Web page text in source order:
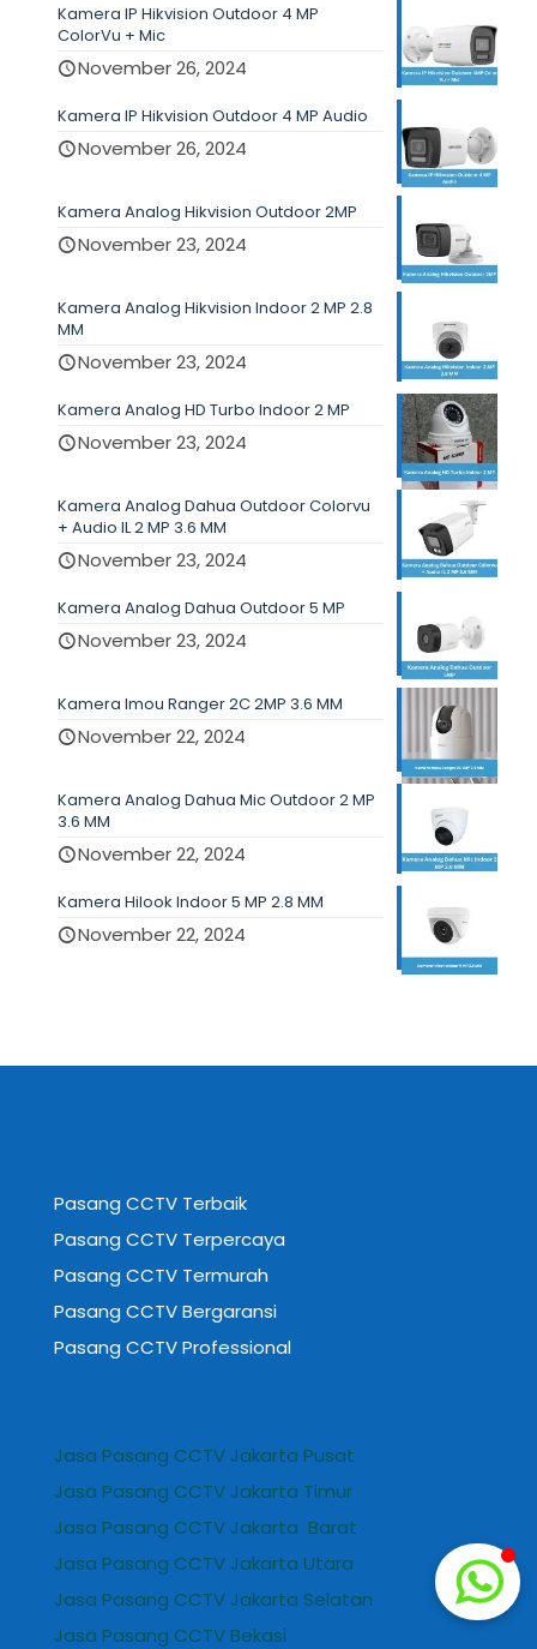
Kamera IP Hikvision Outdoor 4 MP
ColorVu + Mic
November 26, 2024
Kamera IP Hikvision Outdoor 4 MP Audio
November 26, 2024
Kamera Analog Hikvision Outdoor 2MP
November 23, 2024
Kamera Analog Hikvision Indoor 2 MP 2.8
MM
November 23, 2024
Kamera Analog HD Turbo Indoor 2 MP
November 23, 2024
Kamera Analog Dahua Outdoor Colorvu
+ Audio IL 2 MP 3.6 MM
November 23, 2024
Kamera Analog Dahua Outdoor 5 MP
November 23, 2024
Kamera Imou Ranger 2C 2MP 3.6 MM
November 22, 2024
Kamera Analog Dahua Mic Outdoor 2 MP
3.6 MM
November 22, 2024
Kamera Hilook Indoor 5 MP 2.8 MM
November 22, 2024
Pasang CCTV Terbaik
Pasang CCTV Terpercaya
Pasang CCTV Termurah
Pasang CCTV Bergaransi
Pasang CCTV Professional
Jasa Pasang CCTV Jakarta Pusat
Jasa Pasang CCTV Jakarta Timur
Jasa Pasang CCTV Jakarta Barat
Jasa Pasang CCTV Jakarta Utara
Jasa Pasang CCTV Jakarta Selatan
Jasa Pasang CCTV Bekasi